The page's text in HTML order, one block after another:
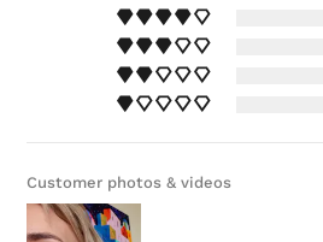
Customer photos & videos